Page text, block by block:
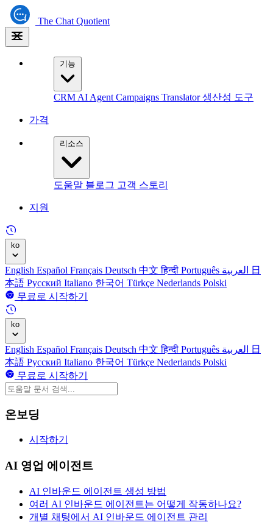
The Chat Quotient
기능
CRM AI Agent Campaigns Translator생산성 도구
가격
리소스
도움말 블로그 고객 스토리
지원
ko
English Español Français Deutsch 中文हिन्दी Português
日
本語 Русский Italiano 한국어 Türkçe Nederlands Polski
무료로 시작하기
ko
English Español Français Deutsch 中文हिन्दी Português
日
本語 Русский Italiano 한국어 Türkçe Nederlands Polski
무료로 시작하기
온보딩
시작하기
AI 영업 에이전트
AI 인바운드 에이전트 생성 방법
여러 AI 인바운드 에이전트는 어떻게 작동하나요?
개별 채팅에서 AI 인바운드 에이전트 관리